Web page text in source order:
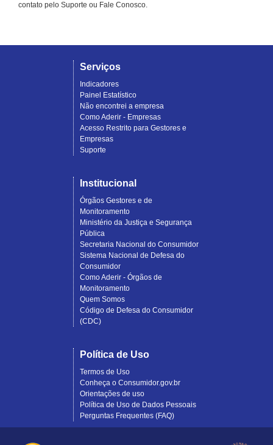
contato pelo Suporte ou Fale Conosco.
Serviços
Indicadores
Painel Estatístico
Não encontrei a empresa
Como Aderir - Empresas
Acesso Restrito para Gestores e
Empresas
Suporte
Institucional
Órgãos Gestores e de
Monitoramento
Ministério da Justiça e Segurança
Pública
Secretaria Nacional do Consumidor
Sistema Nacional de Defesa do
Consumidor
Como Aderir - Órgãos de
Monitoramento
Quem Somos
Código de Defesa do Consumidor
(CDC)
Política de Uso
Termos de Uso
Conheça o Consumidor.gov.br
Orientações de uso
Política de Uso de Dados Pessoais
Perguntas Frequentes (FAQ)